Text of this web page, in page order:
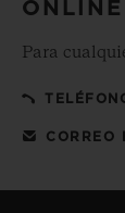
ONLINE
Para
CORREO